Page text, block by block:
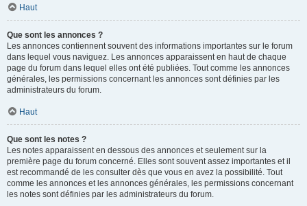
Haut
Que sont les annonces ?
Les annonces contiennent souvent des informations importantes sur le forum
dans lequel vous naviguez. Les annonces apparaissent en haut de chaque
page du forum dans lequel elles ont été publiées. Tout comme les annonces
générales, les permissions concernant les annonces sont définies par les
administrateurs du forum.
Haut
Que sont les notes ?
Les notes apparaissent en dessous des annonces et seulement sur la
première page du forum concerné. Elles sont souvent assez importantes et il
est recommandé de les consulter dès que vous en avez la possibilité. Tout
comme les annonces et les annonces générales, les permissions concernant
les notes sont définies par les administrateurs du forum.